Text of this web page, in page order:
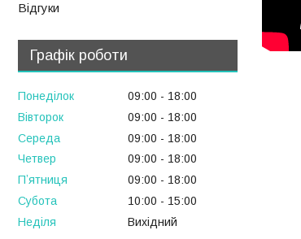
Відгуки
Графік роботи
Понеділок 09:00
18:00
Вівторок
09:00
18:00
Середа
09:00
18:00
Четвер
09:00
18:00
Пʼятниця
09:00
18:00
Субота
10:00
15:00
Неділя
Вихідний